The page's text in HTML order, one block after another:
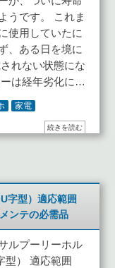
うです。 これま
使用していたに
、ある日を境に
れない状態にな
ーは経年劣化に…
家電
続きを読む
字型）適応範囲
ンテの必需品
ルプーリーホル
型） 適応範囲